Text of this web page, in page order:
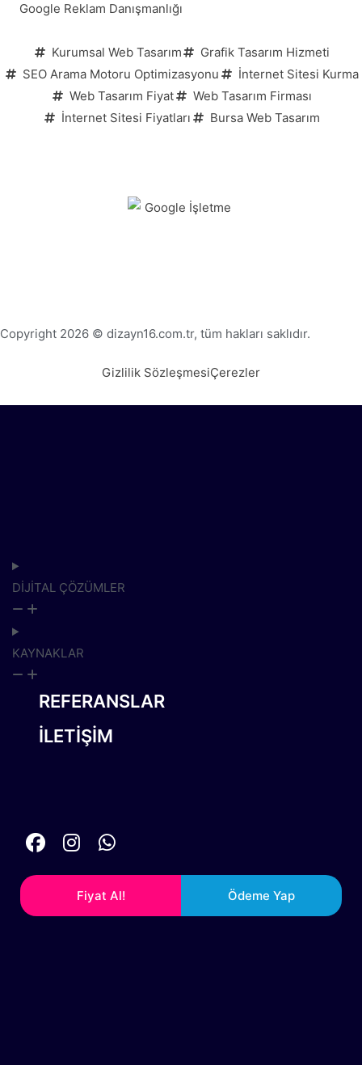
Google Reklam Danışmanlığı
Kurumsal Web Tasarım
Grafik Tasarım Hizmeti
SEO Arama Motoru Optimizasyonu
İnternet Sitesi Kurma
Web Tasarım Fiyat
Web Tasarım Firması
İnternet Sitesi Fiyatları
Bursa Web Tasarım
Copyright 2026 © dizayn16.com.tr, tüm hakları saklıdır.
Gizlilik SözleşmesiÇerezler
DİJİTAL ÇÖZÜMLER
KAYNAKLAR
REFERANSLAR
İLETİŞİM
Fiyat Al! Ödeme Yap